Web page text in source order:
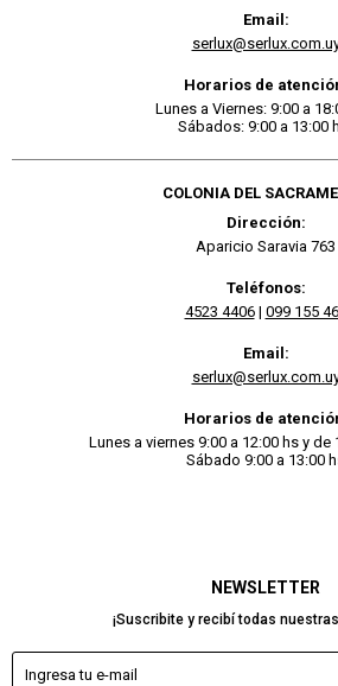
NEWSLETTER
¡Suscribite y recibí todas
Email:
Horarios de
Lunes a Viernes: 9:00 a
Sábados: 9:00 a 13:00
COLONIA DEL
Dirección:
Aparicio Saravia 763
Teléfonos:
4523 4406| 099 155
Email:
Horarios de
Lunes a viernes 9:00 a 12:00 hs y de
Sábado 9:00 a 13:00